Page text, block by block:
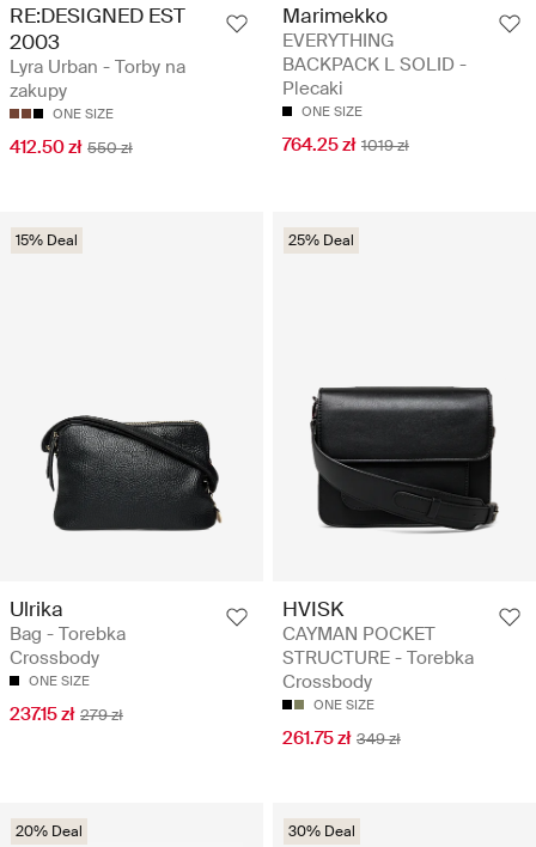
RE:DESIGNED EST
2003
Lyra Urban - Torby na
zakupy
ONE SIZE
412.50 zł 550 zł
Marimekko
EVERYTHING
BACKPACK L SOLID -
Plecaki
ONE SIZE
764.25 zł 1019 zł
15% Deal
Ulrika
Bag - Torebka
Crossbody
ONE SIZE
237.15 zł 279 zł
25% Deal
HVISK
CAYMAN POCKET
STRUCTURE - Torebka
Crossbody
ONE SIZE
261.75 zł 349 zł
20% Deal 30% Deal